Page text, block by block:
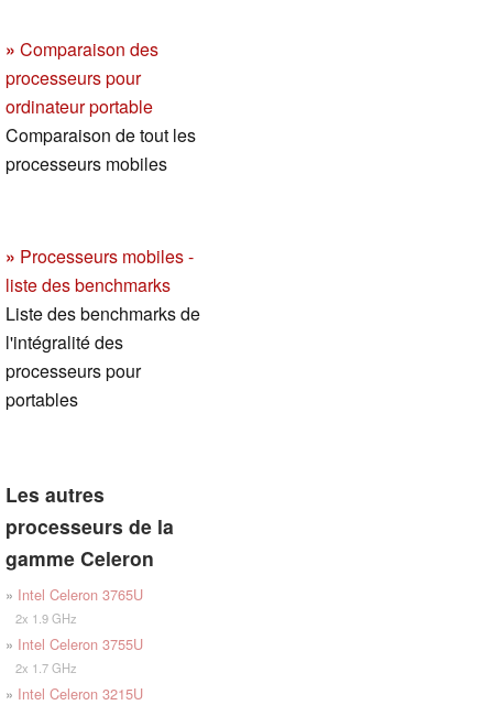
» Comparaison des
processeurs pour
ordinateur portable
Comparaison de tout les
processeurs mobiles
» Processeurs mobiles -
liste des benchmarks
Liste des benchmarks de
l'intégralité des
processeurs pour
portables
Les autres
processeurs de la
gamme Celeron
» Intel Celeron 3765U
2x 1.9 GHz
» Intel Celeron 3755U
2x 1.7 GHz
» Intel Celeron 3215U